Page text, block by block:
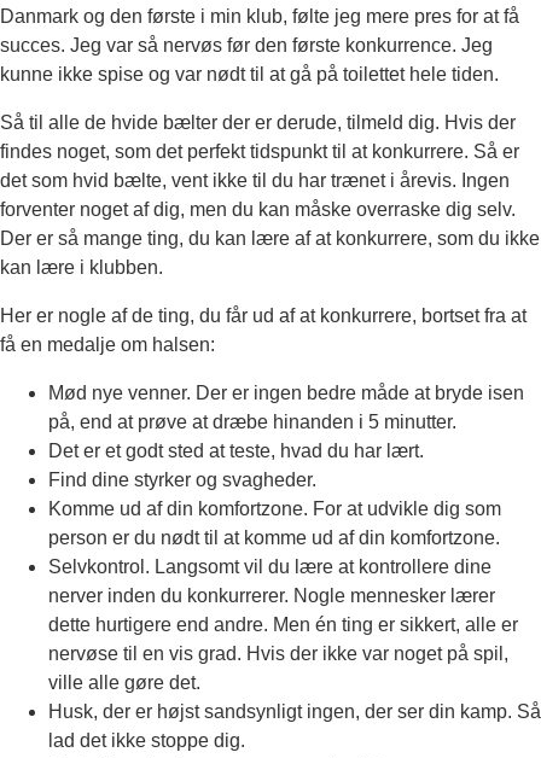
Danmark og den første i min klub, følte jeg mere pres for at få
succes. Jeg var så nervøs før den første konkurrence. Jeg
kunne ikke spise og var nødt til at gå på toilettet hele tiden.
Så til alle de hvide bælter der er derude, tilmeld dig. Hvis der
findes noget, som det perfekt tidspunkt til at konkurrere. Så er
det som hvid bælte, vent ikke til du har trænet i årevis. Ingen
forventer noget af dig, men du kan måske overraske dig selv.
Der er så mange ting, du kan lære af at konkurrere, som du ikke
kan lære i klubben.
Her er nogle af de ting, du får ud af at konkurrere, bortset fra at
få en medalje om halsen:
Mød nye venner. Der er ingen bedre måde at bryde isen
på, end at prøve at dræbe hinanden i 5 minutter.
Det er et godt sted at teste, hvad du har lært.
Find dine styrker og svagheder.
Komme ud af din komfortzone. For at udvikle dig som
person er du nødt til at komme ud af din komfortzone.
Selvkontrol. Langsomt vil du lære at kontrollere dine
nerver inden du konkurrerer. Nogle mennesker lærer
dette hurtigere end andre. Men én ting er sikkert, alle er
nervøse til en vis grad. Hvis der ikke var noget på spil,
ville alle gøre det.
Husk, der er højst sandsynligt ingen, der ser din kamp. Så
lad det ikke stoppe dig.